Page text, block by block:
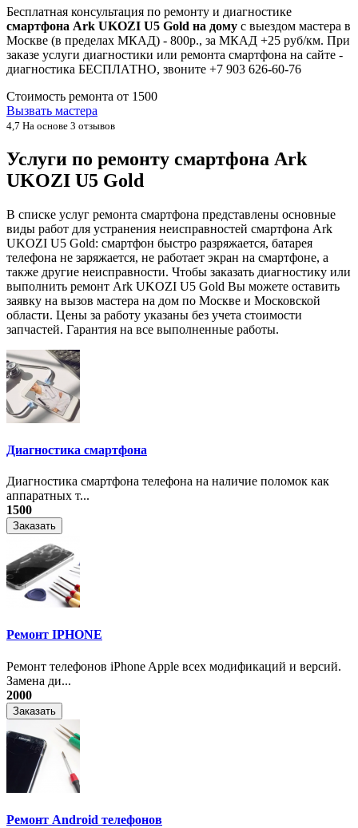
Бесплатная консультация по ремонту и диагностике
смартфона Ark UKOZI U5 Gold на дому с выездом мастера в
Москве (в пределах МКАД) - 800р., за МКАД +25 руб/км. При
заказе услуги диагностики или ремонта смартфона на сайте -
диагностика БЕСПЛАТНО, звоните +7 903 626-60-76
Стоимость ремонта от 1500
Вызвать мастера
4,7 На основе 3 отзывов
Услуги по ремонту смартфона Ark
UKOZI U5 Gold
В списке услуг ремонта смартфона представлены основные
виды работ для устранения неисправностей смартфона Ark
UKOZI U5 Gold: смартфон быстро разряжается, батарея
телефона не заряжается, не работает экран на смартфоне, а
также другие неисправности. Чтобы заказать диагностику или
выполнить ремонт Ark UKOZI U5 Gold Вы можете оставить
заявку на вызов мастера на дом по Москве и Московской
области. Цены за работу указаны без учета стоимости
запчастей. Гарантия на все выполненные работы.
Диагностика смартфона
Диагностика смартфона телефона на наличие поломок как
аппаратных т...
1500
Заказать
Ремонт IPHONE
Ремонт телефонов iPhone Apple всех модификаций и версий.
Замена ди...
2000
Заказать
Ремонт Android телефонов